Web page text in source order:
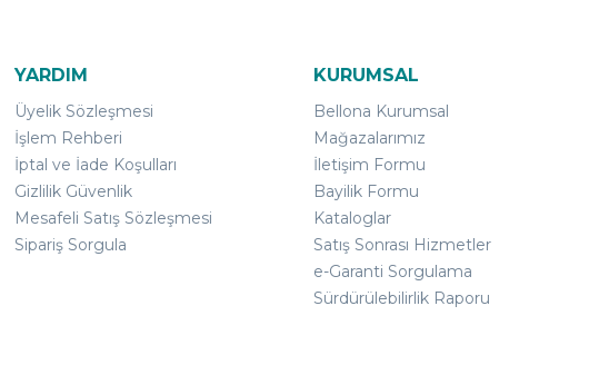
YARDIM
Üyelik Sözleşmesi
İşlem Rehberi
İptal ve İade Koşulları
Gizlilik Güvenlik
Mesafeli Satış Sözleşmesi
Sipariş Sorgula
KURUMSAL
Bellona Kurumsal
Mağazalarımız
İletişim Formu
Bayilik Formu
Kataloglar
Satış Sonrası Hizmetler
e-Garanti Sorgulama
Sürdürülebilirlik Raporu